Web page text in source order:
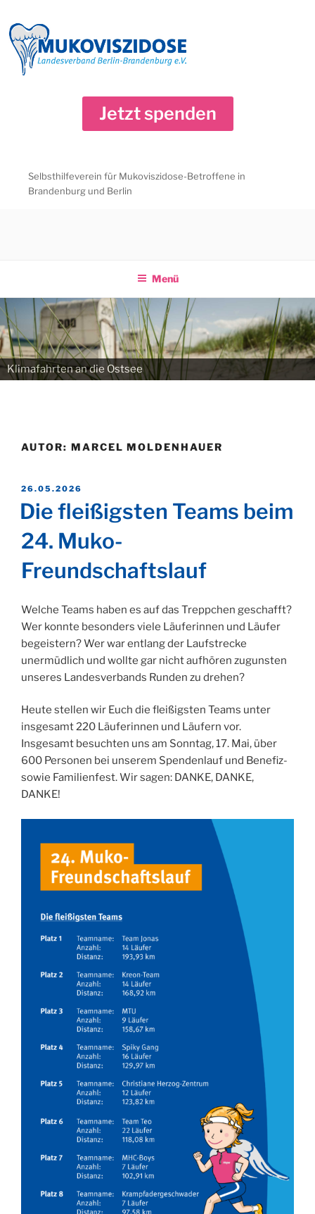
Inhalt
springen
Jetzt spenden
Selbsthilfeverein für Mukoviszidose-Betroffene in
Brandenburg und Berlin
Menü
Klimafahrten an die Ostsee
AUTOR: MARCEL MOLDENHAUER
VERÖFFENTLICHT
26.05.2026
Die fleißigsten Teams beim
24. Muko-
Freundschaftslauf
Welche Teams haben es auf das Treppchen geschafft?
Wer konnte besonders viele Läuferinnen und Läufer
begeistern? Wer war entlang der Laufstrecke
unermüdlich und wollte gar nicht aufhören zugunsten
unseres Landesverbands Runden zu drehen?
Heute stellen wir Euch die fleißigsten Teams unter
insgesamt 220 Läuferinnen und Läufern vor.
Insgesamt besuchten uns am Sonntag, 17. Mai, über
600 Personen bei unserem Spendenlauf und Benefiz-
sowie Familienfest. Wir sagen: DANKE, DANKE,
DANKE!